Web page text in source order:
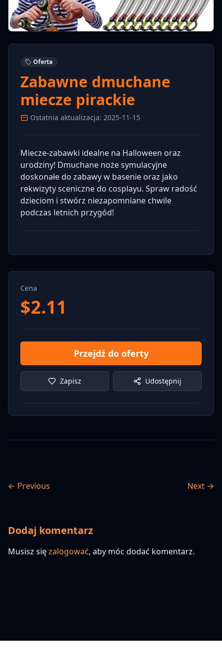
Oferta
Zabawne dmuchane
miecze pirackie
Ostatnia aktualizacja: 2025-11-15
Miecze-zabawki idealne na Halloween oraz
urodziny! Dmuchane noże symulacyjne
doskonałe do zabawy w basenie oraz jako
rekwizyty sceniczne do cosplayu. Spraw radość
dzieciom i stwórz niezapomniane chwile
podczas letnich przygód!
Cena
$2.11
Przejdź do oferty
Zapisz Udostępnij
← Previous Next →
Dodaj komentarz
Musisz sięzalogować, aby móc dodać komentarz.